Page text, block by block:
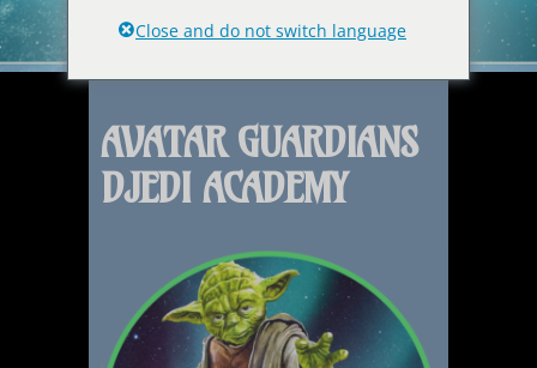
AVATAR GUARDIANS
DJEDI ACADEMY
Close and do not switch language